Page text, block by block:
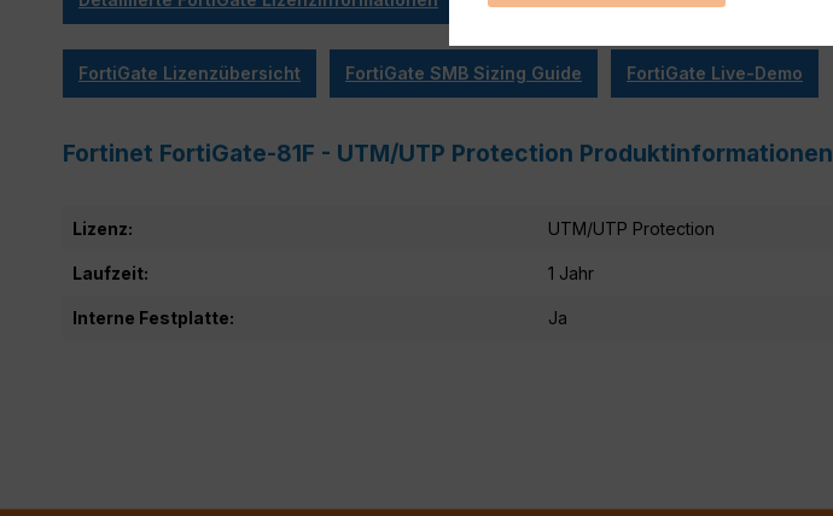
FortiGate Lizenzübersicht FortiGate SMB Sizing Guide FortiGate Live-Demo
Fortinet FortiGate-81F - UTM/UTP Protection Produktinformationen
Lizenz: UTM/UTP Protection
Laufzeit: 1 Jahr
Interne Festplatte: Ja